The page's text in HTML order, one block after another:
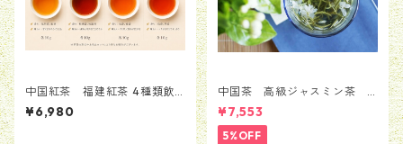
中国紅茶 福建紅茶 4種類飲
み比べセット（計40g）
¥6,980
中国茶 高級ジャスミン茶
茉莉花茶 ジャスミンティ
ー 100g
¥7,553
5%OFF